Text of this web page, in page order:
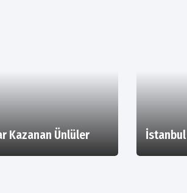
Kazanan Ünlüler İstanbul